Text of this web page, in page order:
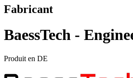
Fabricant
BaessTech -
Produit en DE